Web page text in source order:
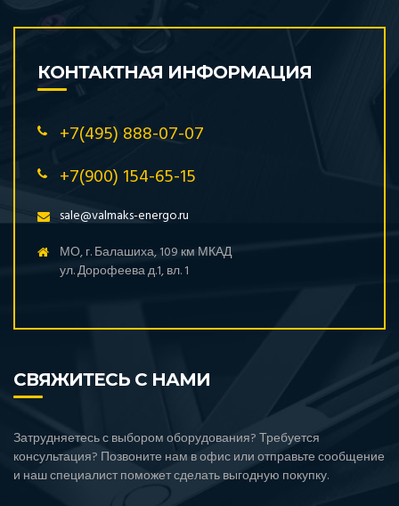
КОНТАКТНАЯ ИНФОРМАЦИЯ
+7(495) 888-07-07
+7(900) 154-65-15
sale@valmaks-energo.ru
МО, г. Балашиха, 109 км МКАД
ул. Дорофеева д.1, вл. 1
СВЯЖИТЕСЬ С НАМИ
Затрудняетесь с выбором оборудования? Требуется
консультация? Позвоните нам в офис или отправьте сообщение
и наш специалист поможет сделать выгодную покупку.